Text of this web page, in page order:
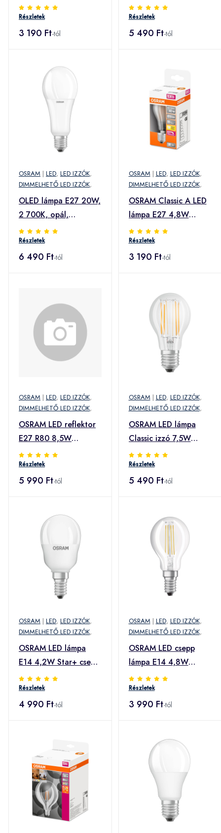
matt dim
Részletek
3 190 Ft-tól
matt Távirányító
Részletek
5 490 Ft-tól
OSRAM | LED, LED IZZÓK,
DIMMELHETŐ LED IZZÓK,
OLED lámpa E27 20W,
2 700K, opál,
dimmelhető
Részletek
6 490 Ft-tól
OSRAM | LED, LED IZZÓK,
DIMMELHETŐ LED IZZÓK,
OSRAM Classic A LED
lámpa E27 4,8W
2700K matt dimm
Részletek
3 190 Ft-tól
OSRAM | LED, LED IZZÓK,
DIMMELHETŐ LED IZZÓK,
OSRAM LED reflektor
E27 R80 8,5W
2 700 K 36° dimm
Részletek
5 990 Ft-tól
OSRAM | LED, LED IZZÓK,
DIMMELHETŐ LED IZZÓK,
OSRAM LED lámpa
Classic izzó 7,5W
átlátszó 4 000 K
Részletek
5 490 Ft-tól
OSRAM | LED, LED IZZÓK,
DIMMELHETŐ LED IZZÓK,
OSRAM LED lámpa
E14 4,2W Star+ csepp
távvez. matt
Részletek
4 990 Ft-tól
OSRAM | LED, LED IZZÓK,
DIMMELHETŐ LED IZZÓK,
OSRAM LED csepp
lámpa E14 4,8W
Superstar 840 dimm
Részletek
3 990 Ft-tól